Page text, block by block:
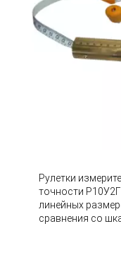
Рулетки
точности
линейных
сравнения со